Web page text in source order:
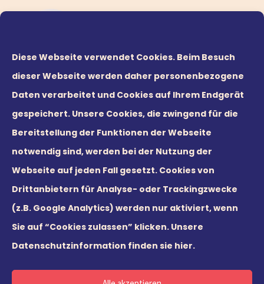
Diese Webseite verwendet Cookies. Beim Besuch
dieser Webseite werden daher personenbezogene
Daten verarbeitet und Cookies auf Ihrem Endgerät
gespeichert. Unsere Cookies, die zwingend für die
Bereitstellung der Funktionen der Webseite
notwendig sind, werden bei der Nutzung der
Webseite auf jeden Fall gesetzt. Cookies von
Drittanbietern für Analyse- oder Trackingzwecke
(z.B. Google Analytics) werden nur aktiviert, wenn
Sie auf “Cookies zulassen” klicken. Unsere
Datenschutzinformation finden sie hier.
© 2026 Leaders21 GmbH